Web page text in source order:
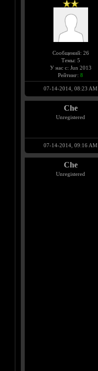
Сообщений: 26
Темы: 5
У нас с: Jun 2013
Рейтинг: 8
07-14-2014, 08:23 AM
Che
Unregistered
07-14-2014, 09:16 AM
Che
Unregistered